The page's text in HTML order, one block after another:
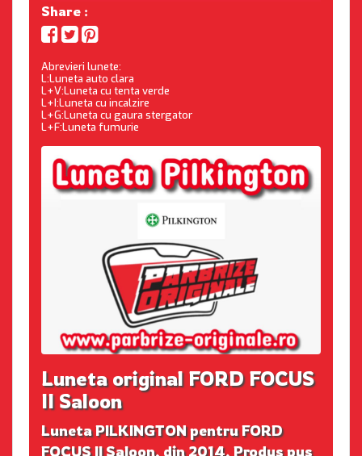
Share :
Abrevieri lunete:
L:Luneta auto clara
L+V:Luneta cu tenta verde
L+I:Luneta cu incalzire
L+G:Luneta cu gaura stergator
L+F:Luneta fumurie
Luneta original FORD FOCUS
II Saloon
Luneta PILKINGTON pentru FORD
FOCUS II Saloon, din 2014. Produs pus